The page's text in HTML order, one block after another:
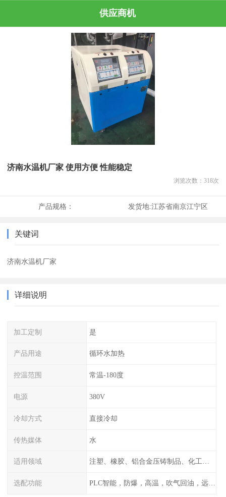
供应商机
济南水温机厂家 使用方便 性能稳定
浏览次数： 318次
产品规格： 发货地:江苏省南京江宁区
关键词
济南水温机厂家
详细说明
加工定制 是
产品用途 循环水加热
控温范围 常温-180度
电源 380V
冷却方式 直接冷却
传热媒体 水
适用领域 注塑、橡胶、铝合金压铸制品、化工制药厂家、注塑机、压铸机、反应釜、热压机配套
选配功能 PLC智能，防爆，高温，吹气回油，远程通讯，云端数据存储，多点温控等等